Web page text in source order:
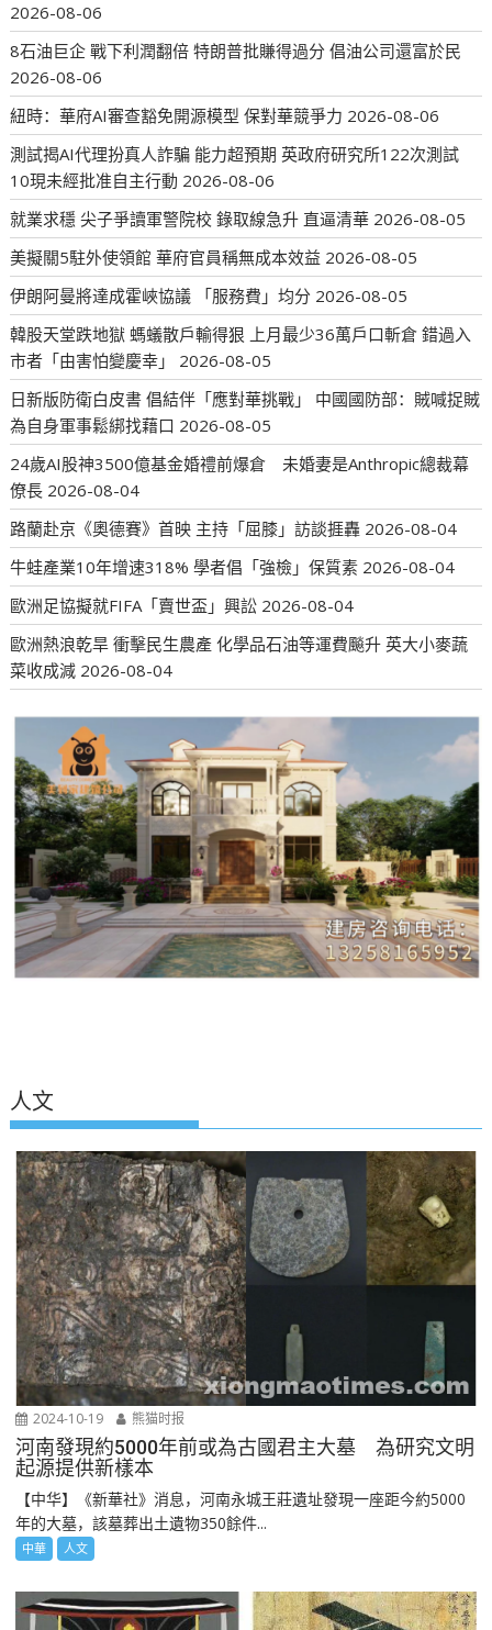
2026-08-06
8石油巨企 戰下利潤翻倍 特朗普批賺得過分 倡油公司還富於民
2026-08-06
紐時：華府AI審查豁免開源模型 保對華競爭力 2026-08-06
測試揭AI代理扮真人詐騙 能力超預期 英政府研究所122次測試
10現未經批准自主行動 2026-08-06
就業求穩 尖子爭讀軍警院校 錄取線急升 直逼清華 2026-08-05
美擬關5駐外使領館 華府官員稱無成本效益 2026-08-05
伊朗阿曼將達成霍峽協議 「服務費」均分 2026-08-05
韓股天堂跌地獄 螞蟻散戶輸得狠 上月最少36萬戶口斬倉 錯過入
市者「由害怕變慶幸」
2026-08-05
日新版防衛白皮書 倡結伴「應對華挑戰」 中國國防部：賊喊捉賊
為自身軍事鬆綁找藉口 2026-08-05
24歲AI股神3500億基金婚禮前爆倉 未婚妻是Anthropic總裁幕
僚長 2026-08-04
路蘭赴京《奧德賽》首映 主持「屈膝」訪談捱轟 2026-08-04
牛蛙產業10年增速318% 學者倡「強檢」保質素 2026-08-04
歐洲足協擬就FIFA「賣世盃」興訟 2026-08-04
歐洲熱浪乾旱 衝擊民生農產 化學品石油等運費飈升 英大小麥蔬
菜收成減 2026-08-04
人文
2024-10-19 熊猫时报
河南發現約5000年前或為古國君主大墓 為研究文明
起源提供新樣本
【中华】《新華社》消息，河南永城王莊遺址發現一座距今約5000
年的大墓，該墓葬出土遺物350餘件...
中華 人文